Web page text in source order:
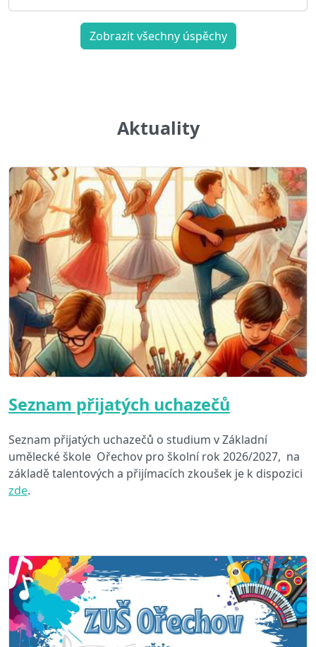
Zobrazit všechny úspěchy
Aktuality
Seznam přijatých uchazečů
Seznam přijatých uchazečů o studium v Základní
umělecké škole Ořechov pro školní rok 2026/2027, na
základě talentových a přijímacích zkoušek je k dispozici
zde.